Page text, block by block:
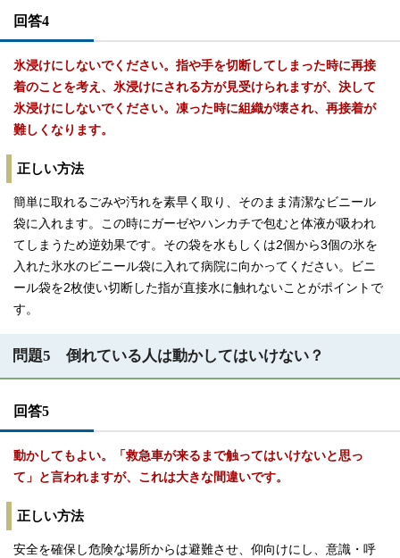
回答4
氷浸けにしないでください。指や手を切断してしまった時に再接
着のことを考え、氷浸けにされる方が見受けられますが、決して
氷浸けにしないでください。凍った時に組織が壊され、再接着が
難しくなります。
正しい方法
簡単に取れるごみや汚れを素早く取り、そのまま清潔なビニール
袋に入れます。この時にガーゼやハンカチで包むと体液が吸われ
てしまうため逆効果です。その袋を水もしくは2個から3個の氷を
入れた氷水のビニール袋に入れて病院に向かってください。ビニ
ール袋を2枚使い切断した指が直接水に触れないことがポイントで
す。
問題5 倒れている人は動かしてはいけない？
回答5
動かしてもよい。「救急車が来るまで触ってはいけないと思っ
て」と言われますが、これは大きな間違いです。
正しい方法
安全を確保し危険な場所からは避難させ、仰向けにし、意識・呼